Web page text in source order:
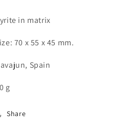
in matrix
70 x 55 x 45 mm.
Spain
g
Share